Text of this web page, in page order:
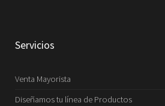
Servicios
Venta Mayorista
Diseñamos tu línea de Productos